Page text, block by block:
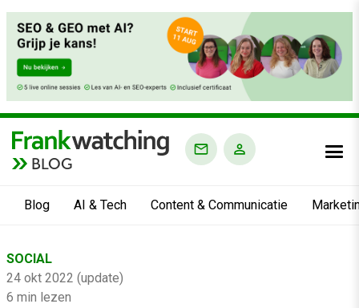
BLOG
Blog AI & Tech Content & Communicatie
›
Blog
SOCIAL
24 okt 2022 (update)
6 min lezen